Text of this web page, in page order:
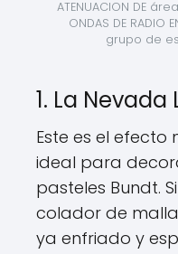
ATENUACION DE
ONDAS DE
grupo de
1. La Nevada
Este es el efecto
ideal para
pasteles Bundt.
colador de
ya enfriado y